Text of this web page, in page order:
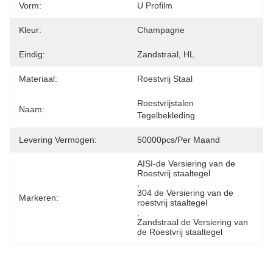
Vorm: U Profilm
Kleur: Champagne
Eindig: Zandstraal, HL
Materiaal: Roestvrij Staal
Naam:
Roestvrijstalen
Tegelbekleding
Levering Vermogen: 50000pcs/per Maand
Markeren:
AISI-de Versiering van de
Roestvrij staaltegel
304 de Versiering van de
roestvrij staaltegel
Zandstraal de Versiering van
de Roestvrij staaltegel